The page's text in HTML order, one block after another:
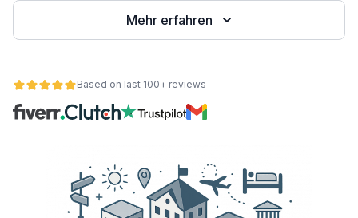
Mehr erfahren
Based on last 100+ reviews